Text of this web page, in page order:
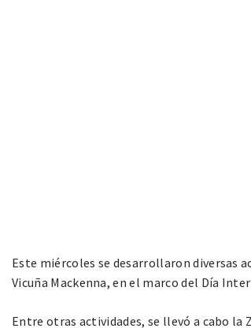
Este miércoles se desarrollaron diversas
Vicuña Mackenna, en el marco del Día
Entre otras actividades, se llevó a cabo la